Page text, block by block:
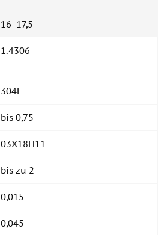
16−17,5
1.4306
304L
bis 0,75
03Х18Н11
bis zu 2
0,015
0,045